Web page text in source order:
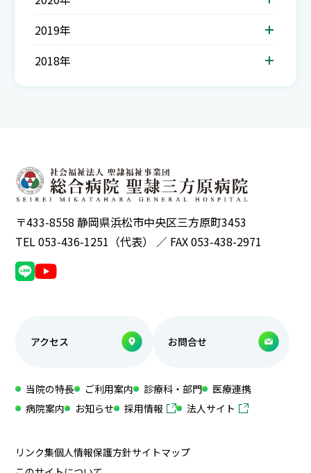
2019年
2018年
〒433-8558 静岡県浜松市中央区三方原町3453
TEL 053-436-1251（代表） ／ FAX 053-438-2971
アクセス お問合せ
当院の特長 ご利用案内 診療科・部門
医療連携
病院案内
お知らせ 採用情報 法人サイト
リンク集個人情報保護方針サイトマップ